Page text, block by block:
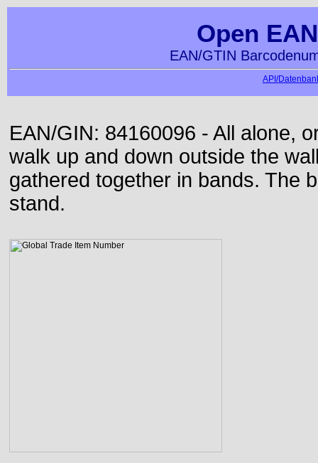
Open
EAN/GTIN
API/
EAN/GIN: 84160096 - All alone,
walk up and down outside the
gathered together in bands. The
stand.